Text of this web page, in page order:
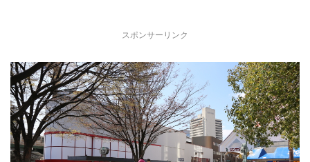
スポンサーリンク